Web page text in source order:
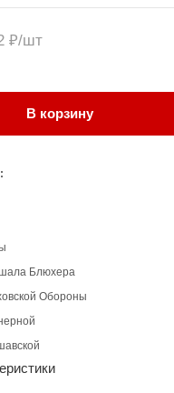
₽/шт
В корзину
Блюхера
Обороны